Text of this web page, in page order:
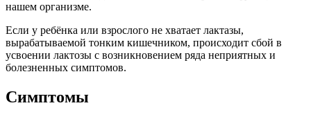
нашем организме.
Если у ребёнка или взрослого не хватает лактазы,
вырабатываемой тонким кишечником, происходит сбой в
усвоении лактозы с возникновением ряда неприятных и
болезненных симптомов.
Симптомы